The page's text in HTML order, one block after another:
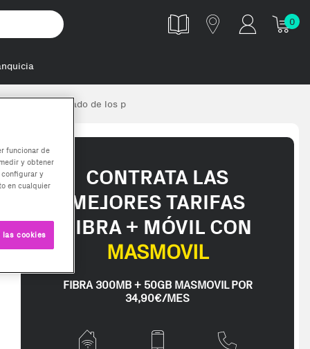
0
eléctrico cuidado de los p
CONTRATA LAS
MEJORES TARIFAS
FIBRA + MÓVIL CON
MASMOVIL
FIBRA 300MB + 50GB MASMOVIL POR
34,90€/MES
funcionar de
y obtener
y
en cualquier
cookies